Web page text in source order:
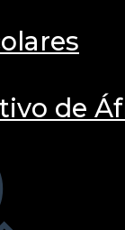
de